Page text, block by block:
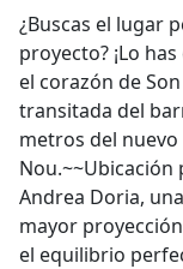
¿Buscas el lugar
proyecto? ¡Lo
el corazón de
transitada del
metros del
Nou.~~Ubicación
Andrea Doria,
mayor
el equilibrio